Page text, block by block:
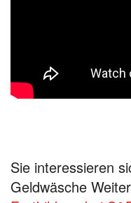
Sie interessieren
Geldwäsche